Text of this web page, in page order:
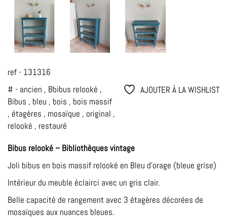
ref - 131316
# - ancien , Bbibus relooké ,
Bibus , bleu , bois , bois massif
, étagères , mosaïque , original ,
relooké , restauré
AJOUTER À LA WISHLIST
Bibus relooké – Bibliothèques vintage
Joli bibus en bois massif relooké en Bleu d’orage (bleue grise)
Intérieur du meuble éclairci avec un gris clair.
Belle capacité de rangement avec 3 étagères décorées de
mosaïques aux nuances bleues.